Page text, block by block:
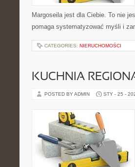
Margoseila jest dla Ciebie. To nie
pomaga systematyzować myśli i
CATEGORIES: NIERUCHOMOŚCI
KUCHNIA
POSTED BY ADMIN STY - 25 -